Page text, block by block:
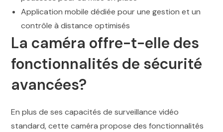
Application mobile dédiée pour une gestion et un
contrôle à distance optimisés
La caméra offre-t-elle des
fonctionnalités de sécurité
avancées?
En plus de ses capacités de surveillance vidéo
standard, cette caméra propose des fonctionnalités